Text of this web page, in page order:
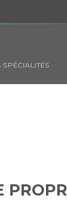
SPÉCIALITÉS